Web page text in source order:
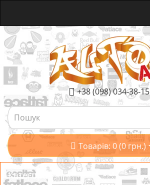
+38 (098) 034-38-15
Товарів: 0 (0 грн.)
Категорії